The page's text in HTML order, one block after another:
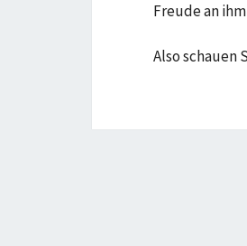
Freude an
Also schauen